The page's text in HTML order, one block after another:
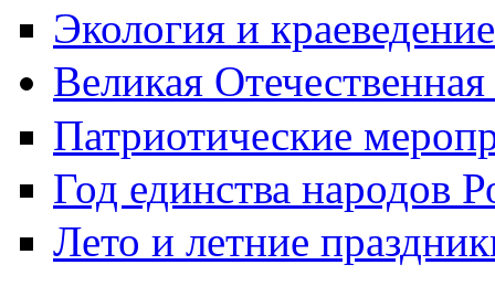
Экология и краеведение
Великая
Патриотические
Год единства народов
Лето и летние